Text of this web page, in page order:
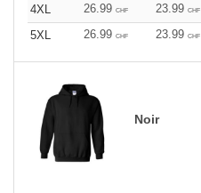
4XL 26.99 CHF 23.99 CHF
5XL
26.99 CHF 23.99 CHF
Noir